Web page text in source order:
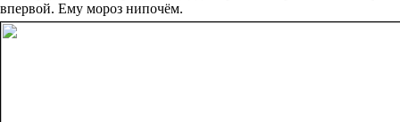
впервой. Ему мороз нипочём.